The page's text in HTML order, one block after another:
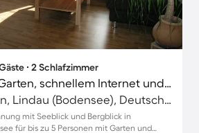
∙ 2 Schlafzimmer
Apartment mit Garten, schnellem Internet und Terrasse | Seeblick
Bad Schachen, Lindau (Bodensee), Deutschland
mit Seeblick und Bergblick in
für bis zu 5 Personen mit Garten und